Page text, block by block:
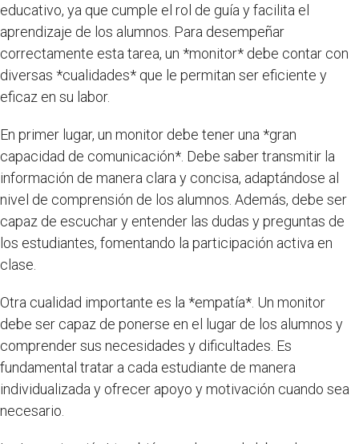
educativo, ya que cumple el rol de guía y facilita el
aprendizaje de los alumnos. Para desempeñar
correctamente esta tarea, un *monitor* debe contar con
diversas *cualidades* que le permitan ser eficiente y
eficaz en su labor.
En primer lugar, un monitor debe tener una *gran
capacidad de comunicación*. Debe saber transmitir la
información de manera clara y concisa, adaptándose al
nivel de comprensión de los alumnos. Además, debe ser
capaz de escuchar y entender las dudas y preguntas de
los estudiantes, fomentando la participación activa en
clase.
Otra cualidad importante es la *empatía*. Un monitor
debe ser capaz de ponerse en el lugar de los alumnos y
comprender sus necesidades y dificultades. Es
fundamental tratar a cada estudiante de manera
individualizada y ofrecer apoyo y motivación cuando sea
necesario.